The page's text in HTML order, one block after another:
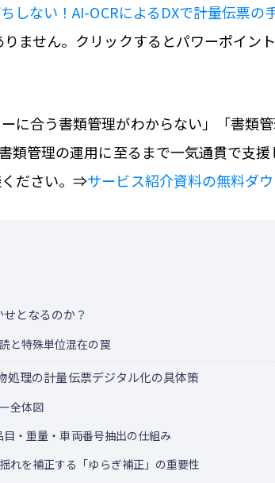
しない！AI-OCRによるDXで計量伝票の
ません。クリックするとパワーポイン
に合う書類管理がわからない」「書類
類管理の運用に至るまで一気通貫で支
ください。⇒サービス紹介資料の無料ダ
となるのか？
と特殊単位混在の罠
処理の計量伝票デジタル化の具体策
全体図
・重量・車両番号抽出の仕組み
れを補正する「ゆらぎ補正」の重要性